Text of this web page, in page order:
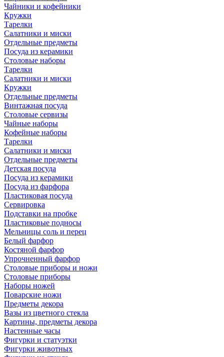
Чайники и кофейники
Кружки
Тарелки
Салатники и миски
Отдельные предметы
Посуда из керамики
Столовые наборы
Тарелки
Салатники и миски
Кружки
Отдельные предметы
Винтажная посуда
Столовые сервизы
Чайные наборы
Кофейные наборы
Тарелки
Салатники и миски
Отдельные предметы
Детская посуда
Посуда из керамики
Посуда из фарфора
Пластиковая посуда
Сервировка
Подставки на пробке
Пластиковые подносы
Мельницы соль и перец
Белый фарфор
Костяной фарфор
Упрочненный фарфор
Столовые приборы и ножи
Столовые приборы
Наборы ножей
Поварские ножи
Предметы декора
Вазы из цветного стекла
Картины, предметы декора
Настенные часы
Фигурки и статуэтки
Фигурки животных